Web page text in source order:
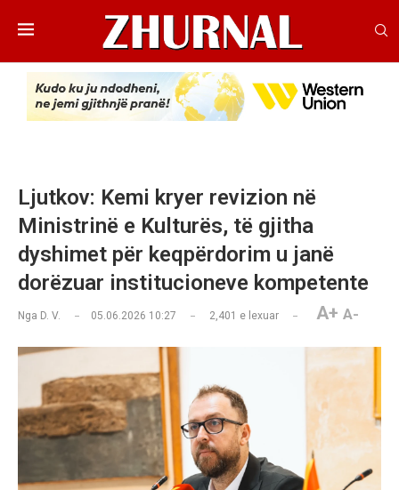
Ljutkov: Kemi kryer revizion në
Ministrinë e Kulturës, të gjitha
dyshimet për keqpërdorim u janë
dorëzuar institucioneve kompetente
Nga D. V. 05.06.2026 10:27 2,401 e lexuar A+ A-